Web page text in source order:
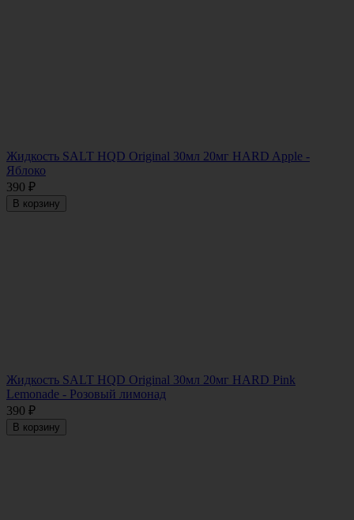
Жидкость SALT HQD Original 30мл 20мг HARD Apple -
Яблоко
390 ₽
В корзину
Жидкость SALT HQD Original 30мл 20мг HARD Pink
Lemonade - Розовый лимонад
390 ₽
В корзину